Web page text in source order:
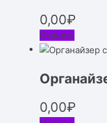
0,00₽
Скачать
0,00₽